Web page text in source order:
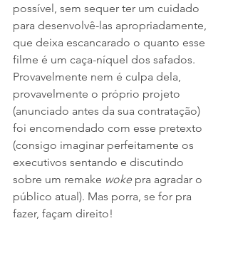
possível, sem sequer ter um cuidado
para desenvolvê-las apropriadamente,
que deixa escancarado o quanto esse
filme é um caça-níquel dos safados.
Provavelmente nem é culpa dela,
provavelmente o próprio projeto
(anunciado antes da sua contratação)
foi encomendado com esse pretexto
(consigo imaginar perfeitamente os
executivos sentando e discutindo
sobre um remake woke pra agradar o
público atual). Mas porra, se for pra
fazer, façam direito!